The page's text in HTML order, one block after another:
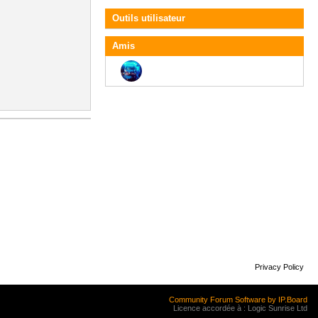
Outils utilisateur
Amis
Privacy Policy
Community Forum Software by IP.Board
Licence accordée à : Logic Sunrise Ltd